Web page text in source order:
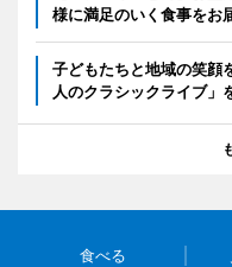
様に満足のいく食事をお
子どもたちと地域の笑
人のクラシックライブ」
食べる